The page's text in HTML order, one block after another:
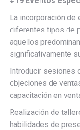
La incorporación
diferentes tipos de
aquellos
significativamente
Introducir sesiones
objeciones de
capacitación en
Realización de
habilidades de